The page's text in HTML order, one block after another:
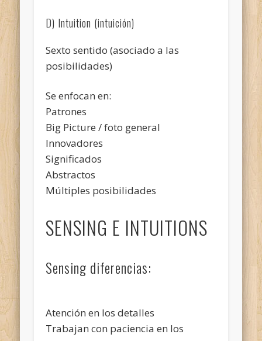
D) Intuition (intuición)
Sexto sentido (asociado a las
posibilidades)
Se enfocan en:
Patrones
Big Picture / foto general
Innovadores
Significados
Abstractos
Múltiples posibilidades
SENSING E INTUITIONS
Sensing diferencias:
Atención en los detalles
Trabajan con paciencia en los